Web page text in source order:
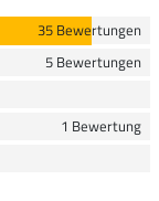
35 Bewertungen
5 Bewertungen
1 Bewertung